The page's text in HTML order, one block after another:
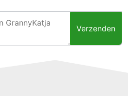
Verzenden